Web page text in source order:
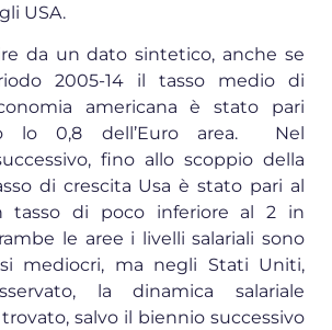
USA.
da un dato sintetico, anche se
2005-14 il tasso medio di
americana è stato pari
lo 0,8 dell’Euro area. Nel
fino allo scoppio della
di crescita Usa è stato pari al
tasso di poco inferiore al 2 in
le aree i livelli salariali sono
mediocri, ma negli Stati Uniti,
la dinamica salariale
salvo il biennio successivo